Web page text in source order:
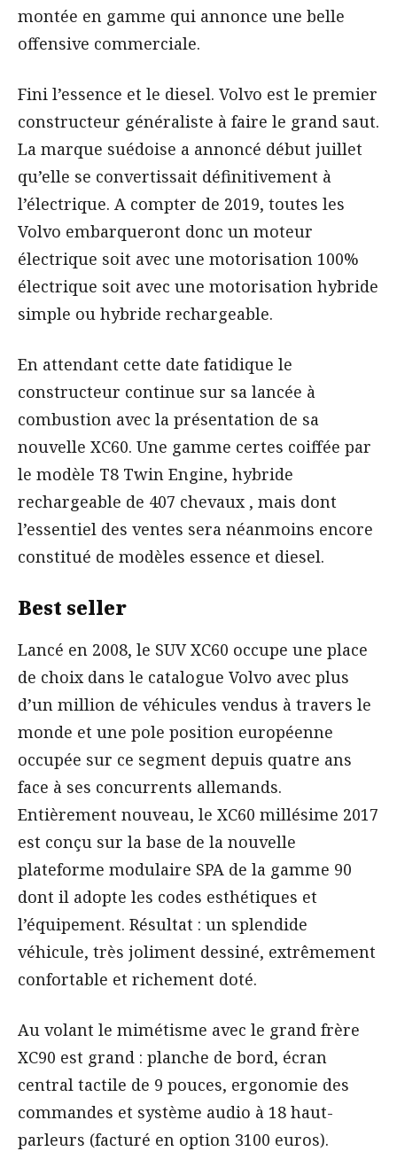
montée en gamme qui annonce une belle
offensive commerciale.
Fini l’essence et le diesel. Volvo est le premier
constructeur généraliste à faire le grand saut.
La marque suédoise a annoncé début juillet
qu’elle se convertissait définitivement à
l’électrique. A compter de 2019, toutes les
Volvo embarqueront donc un moteur
électrique soit avec une motorisation 100%
électrique soit avec une motorisation hybride
simple ou hybride rechargeable.
En attendant cette date fatidique le
constructeur continue sur sa lancée à
combustion avec la présentation de sa
nouvelle XC60. Une gamme certes coiffée par
le modèle T8 Twin Engine, hybride
rechargeable de 407 chevaux , mais dont
l’essentiel des ventes sera néanmoins encore
constitué de modèles essence et diesel.
Best seller
Lancé en 2008, le SUV XC60 occupe une place
de choix dans le catalogue Volvo avec plus
d’un million de véhicules vendus à travers le
monde et une pole position européenne
occupée sur ce segment depuis quatre ans
face à ses concurrents allemands.
Entièrement nouveau, le XC60 millésime 2017
est conçu sur la base de la nouvelle
plateforme modulaire SPA de la gamme 90
dont il adopte les codes esthétiques et
l’équipement. Résultat : un splendide
véhicule, très joliment dessiné, extrêmement
confortable et richement doté.
Au volant le mimétisme avec le grand frère
XC90 est grand : planche de bord, écran
central tactile de 9 pouces, ergonomie des
commandes et système audio à 18 haut-
parleurs (facturé en option 3100 euros).